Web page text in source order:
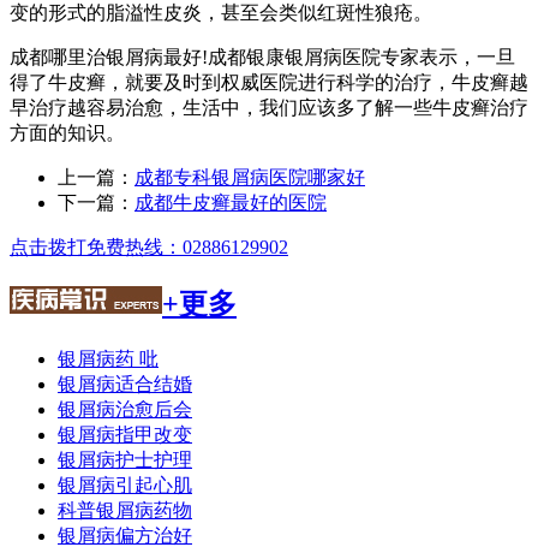
变的形式的脂溢性皮炎，甚至会类似红斑性狼疮。
成都哪里治银屑病最好!成都银康银屑病医院专家表示，一旦
得了牛皮癣，就要及时到权威医院进行科学的治疗，牛皮癣越
早治疗越容易治愈，生活中，我们应该多了解一些牛皮癣治疗
方面的知识。
上一篇： 成都专科银屑病医院哪家好
下一篇： 成都牛皮癣最好的医院
点击拨打免费热线：02886129902
+更多
银屑病药 吡
银屑病适合结婚
银屑病治愈后会
银屑病指甲改变
银屑病护士护理
银屑病引起心肌
科普银屑病药物
银屑病偏方治好